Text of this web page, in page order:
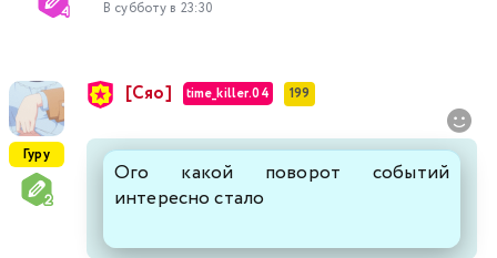
В субботу в 23:30
Гуру
[Сяо] time_killer.04 199
Ого какой поворот событий
интересно стало